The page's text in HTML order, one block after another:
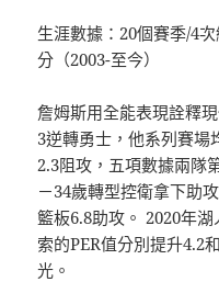
生涯數據：20個賽季/4
分（2003-至今）
詹姆斯用全能表現詮釋
3逆轉勇士，他系列賽場
2.3阻攻，五項數據兩隊
－34歲轉型控衛拿下助
籃板6.8助攻。 2020年
索的PER值分別提升4.2
光。